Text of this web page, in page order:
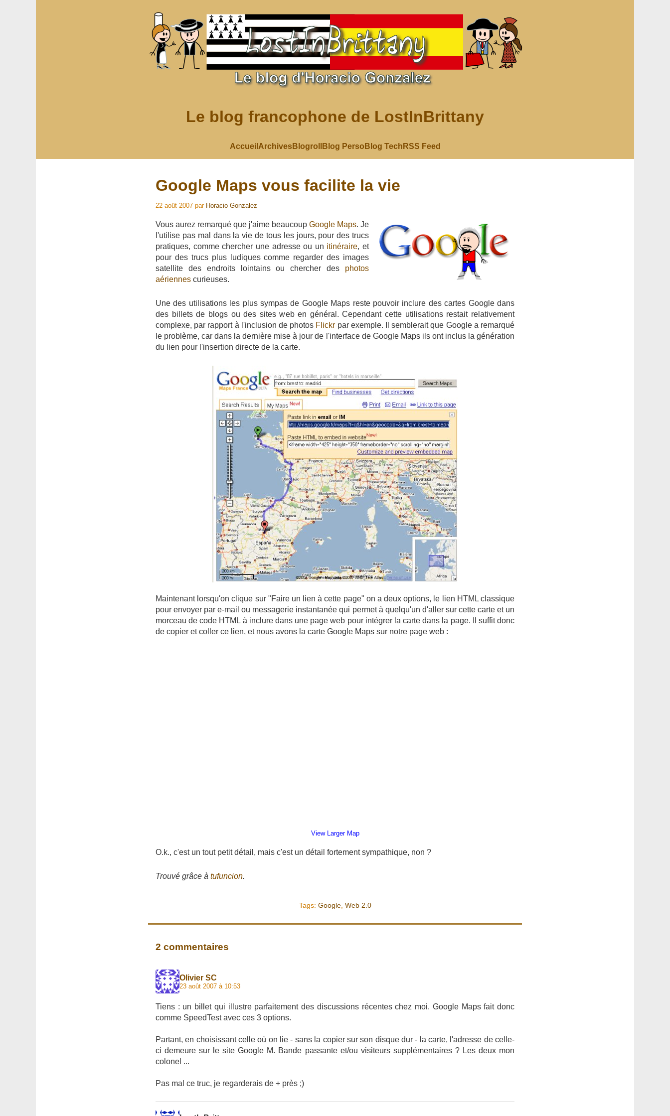
Le blog francophone de LostInBrittany
Accueil ArchivesBlogroll Blog Perso Blog Tech RSS Feed
Google Maps vous facilite la vie
22 août 2007 par Horacio Gonzalez
Vous aurez remarqué que j'aime beaucoup Google Maps. Je
l'utilise pas mal dans la vie de tous les jours, pour des trucs
pratiques, comme chercher une adresse ou un itinéraire, et
pour des trucs plus ludiques comme regarder des images
satellite des endroits lointains ou chercher des photos
aériennes curieuses.
Une des utilisations les plus sympas de Google Maps reste pouvoir inclure des cartes Google dans
des billets de blogs ou des sites web en général. Cependant cette utilisations restait relativement
complexe, par rapport à l'inclusion de photos Flickr par exemple. Il semblerait que Google a remarqué
le problème, car dans la dernière mise à jour de l'interface de Google Maps ils ont inclus la génération
du lien pour l'insertion directe de la carte.
Maintenant lorsqu'on clique sur "Faire un lien à cette page" on a deux options, le lien HTML classique
pour envoyer par e-mail ou messagerie instantanée qui permet à quelqu'un d'aller sur cette carte et un
morceau de code HTML à inclure dans une page web pour intégrer la carte dans la page. Il suffit donc
de copier et coller ce lien, et nous avons la carte Google Maps sur notre page web :
View Larger Map
O.k., c'est un tout petit détail, mais c'est un détail fortement sympathique, non ?
Trouvé grâce à tufuncion.
Tags: Google, Web 2.0
2 commentaires
Olivier SC
23 août 2007 à 10:53
Tiens : un billet qui illustre parfaitement des discussions récentes chez moi. Google Maps fait donc
comme SpeedTest avec ces 3 options.
Partant, en choisissant celle où on lie - sans la copier sur son disque dur - la carte, l'adresse de celle-
ci demeure sur le site Google M. Bande passante et/ou visiteurs supplémentaires ? Les deux mon
colonel ...
Pas mal ce truc, je regarderais de + près ;)